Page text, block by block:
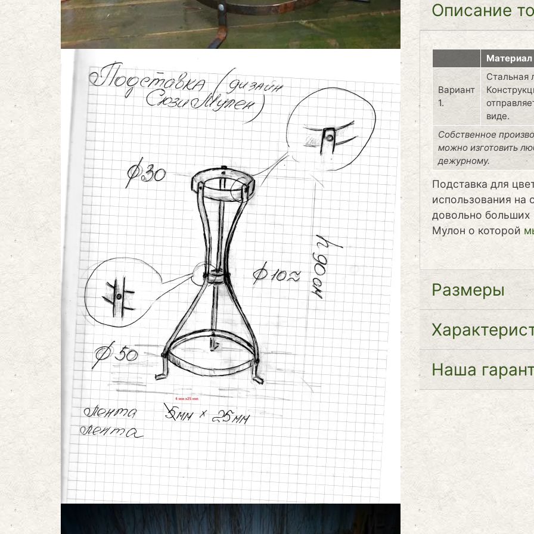
Описание
Материал
Вариант
1.
Стальная
виде.
Собственное
можно изготовить
дежурному.
Подставка для
использования на
довольно
Мулон о которой
Размеры
Наша